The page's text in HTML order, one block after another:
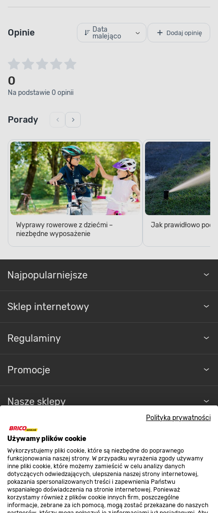
Polityka prywatności
Używamy plików cookie
Wykorzystujemy pliki cookie, które są niezbędne do poprawnego
funkcjonowania naszej strony. W przypadku wyrażenia zgody używamy
inne pliki cookie, które możemy zamieścić w celu analizy danych
dotyczących odwiedzających, ulepszenia naszej strony internetowej,
pokazania spersonalizowanych treści i zapewnienia Państwu
wspaniałego doświadczenia na stronie internetowej. Ponieważ
korzystamy również z plików cookie innych firm, poszczególne
informacje, zebrane za ich pomocą, mogą zostać przekazane do naszych
Opinie
Data
malejąco
Dodaj opinię
0
Na podstawie 0 opinii
Porady
Wyprawy rowerowe z dziećmi –
niezbędne wyposażenie
Jak prawidłowo
Najpopularniejsze
Sklep internetowy
Regulaminy
Promocje
Nasze sklepy
O nas
Kontakt do sklepu
Strefa biznesu